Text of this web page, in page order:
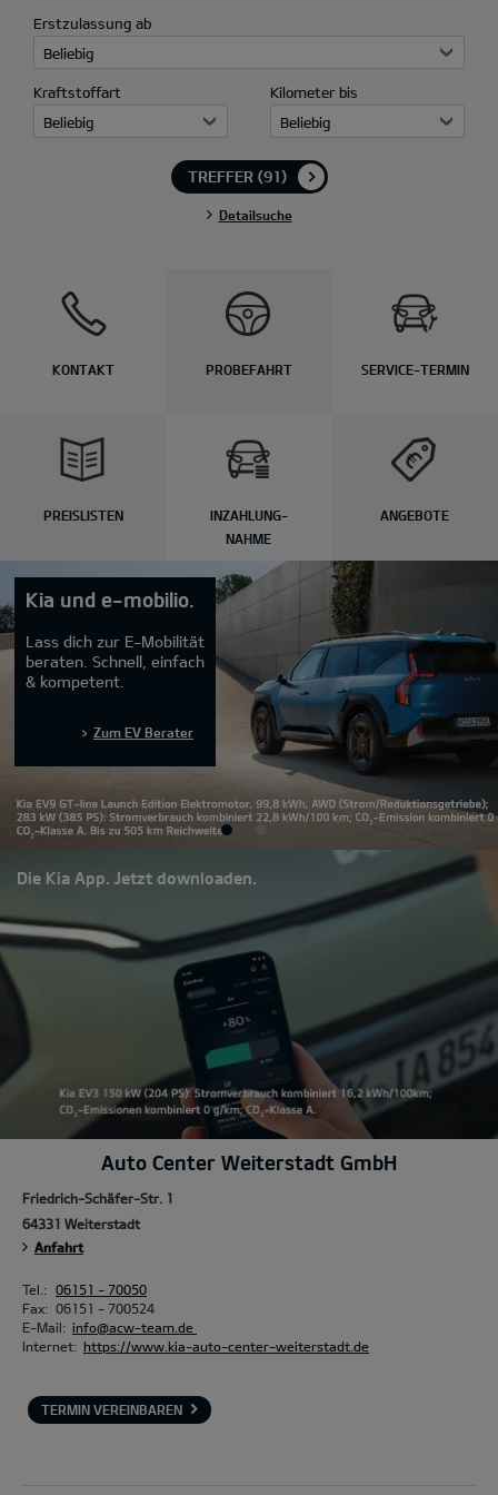
Erstzulassung ab
Beliebig
Kraftstoffart
Beliebig
Kilometer bis
Beliebig
Detailsuche
TREFFER (91)
KONTAKT PROBEFAHRT SERVICE-TERMIN
PREISLISTEN
INZAHLUNG-
NAHME
ANGEBOTE
Kia und e-mobilio.
Lass dich zur E-Mobilität
beraten. Schnell, einfach
& kompetent.
Zum EV Berater
Die Kia App. Jetzt downloaden.
Auto Center Weiterstadt GmbH
Friedrich-Schäfer-Str. 1
64331 Weiterstadt
Anfahrt
Tel.: 06151 - 70050
Fax: 06151 - 700524
E-Mail: info@acw-team.de
Internet: https://www.kia-auto-center-weiterstadt.de
TERMIN VEREINBAREN